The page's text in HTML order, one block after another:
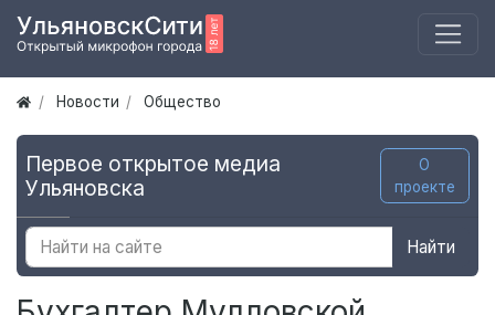
Новости Общество
Первое открытое медиа
Ульяновска
О
проекте
Найти